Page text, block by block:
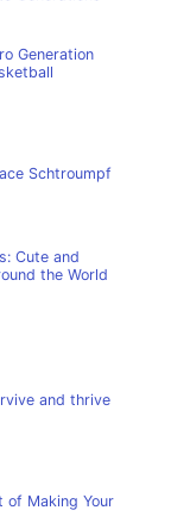
Generation
Schtroumpf
Cute and
the World
and thrive
of Making Your